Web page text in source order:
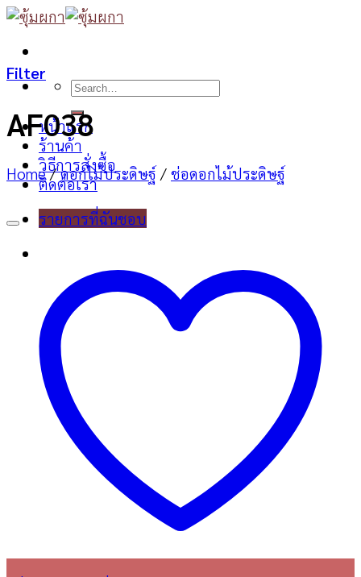
Skip
content
Search
หน้าแรก
ร้านค้า
วิธีการสั่งซื้อ
ติดต่อเรา
รายการที่ฉันชอบ
Filter
AF038
Home / ดอกไม้ประดิษฐ์ / ช่อดอกไม้ประดิษฐ์